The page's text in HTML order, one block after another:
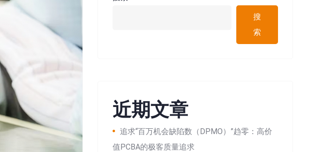
搜
索
近期文章
追求“百万机会缺陷数（DPMO）”趋零：高价
值PCBA的极客质量追求